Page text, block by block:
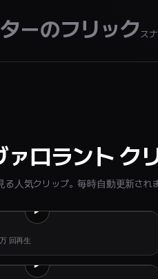
ーのフリック ス
ァロラント ク
る人気クリップ。毎時自動更新されま
回再生